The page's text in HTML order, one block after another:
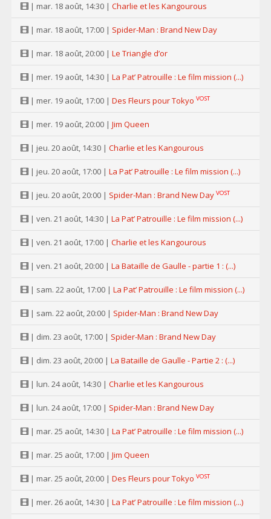
| mar. 18 août, 14:30 | Charlie et les Kangourous
| mar. 18 août, 17:00 | Spider-Man : Brand New Day
| mar. 18 août, 20:00 | Le Triangle d’or
| mer. 19 août, 14:30 | La Pat’ Patrouille : Le film mission (...)
| mer. 19 août, 17:00 | Des Fleurs pour Tokyo VOST
| mer. 19 août, 20:00 | Jim Queen
| jeu. 20 août, 14:30 | Charlie et les Kangourous
| jeu. 20 août, 17:00 | La Pat’ Patrouille : Le film mission (...)
| jeu. 20 août, 20:00 | Spider-Man : Brand New Day VOST
| ven. 21 août, 14:30 | La Pat’ Patrouille : Le film mission (...)
| ven. 21 août, 17:00 | Charlie et les Kangourous
| ven. 21 août, 20:00 | La Bataille de Gaulle - partie 1 : (...)
| sam. 22 août, 17:00 | La Pat’ Patrouille : Le film mission (...)
| sam. 22 août, 20:00 | Spider-Man : Brand New Day
| dim. 23 août, 17:00 | Spider-Man : Brand New Day
| dim. 23 août, 20:00 | La Bataille de Gaulle - Partie 2 : (...)
| lun. 24 août, 14:30 | Charlie et les Kangourous
| lun. 24 août, 17:00 | Spider-Man : Brand New Day
| mar. 25 août, 14:30 | La Pat’ Patrouille : Le film mission (...)
| mar. 25 août, 17:00 | Jim Queen
| mar. 25 août, 20:00 | Des Fleurs pour Tokyo VOST
| mer. 26 août, 14:30 | La Pat’ Patrouille : Le film mission (...)